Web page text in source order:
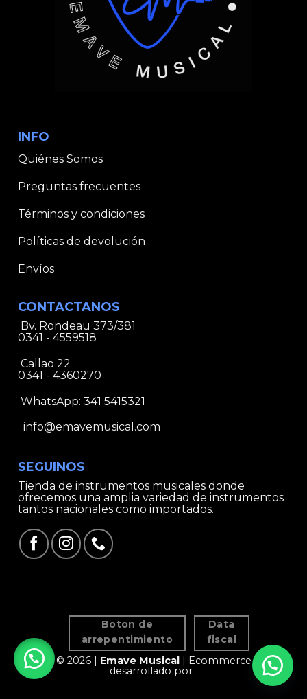
INFO
Quiénes Somos
Preguntas frecuentes
Términos y condiciones
Políticas de devolución
Envíos
CONTACTANOS
Bv. Rondeau 373/381
0341 - 4559518
Callao 22
0341 - 4360270
WhatsApp: 341 5415321
info@emavemusical.com
SEGUINOS
Tienda de instrumentos musicales donde
ofrecemos una amplia variedad de instrumentos
tantos nacionales como importados.
Boton de
arrepentimiento
Data
fiscal
© 2026 | Emave Musical
| Ecommerce
desarrollado por